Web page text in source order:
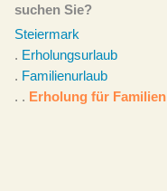
suchen Sie?
Steiermark
. Erholungsurlaub
. Familienurlaub
. . Erholung für Familien